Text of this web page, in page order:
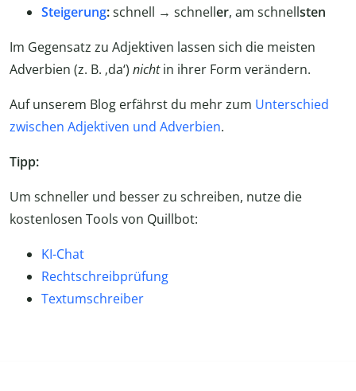
Steigerung:schnell → schneller, am schnellsten
Im Gegensatz zu Adjektiven lassen sich die meisten
Adverbien (z. B. ‚da‘) nichtin ihrer Form verändern.
Auf unserem Blog erfährst du mehr zum Unterschied
zwischen Adjektiven und Adverbien.
Tipp:
Um schneller und besser zu schreiben, nutze die
kostenlosen Tools von Quillbot:
KI-Chat
Rechtschreibprüfung
Textumschreiber